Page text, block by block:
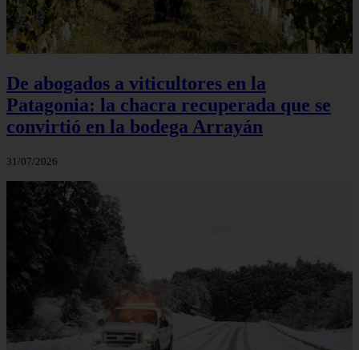
De abogados a viticultores en la
Patagonia: la chacra recuperada que se
convirtió en la bodega Arrayán
31/07/2026